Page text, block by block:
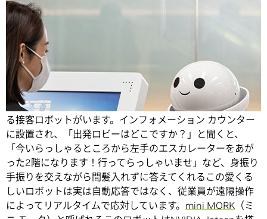
Share
今、羽田空港の利用者のみならず、従業員の心を癒してい
る接客ロボットがいます。 インフォメーション カウンター
に設置され、「出発ロビーはどこですか？」と聞くと、
「今いらっしゃるところから左手のエスカレーターをあが
った2階になります！行ってらっしゃいませ」など、身振り
手振りを交えながら間髪入れずに答えてくれるこの愛くる
しいロボットは実は自動応答ではなく、従業員が遠隔操作
によってリアルタイムで応対しています。 mini MORK （ミ